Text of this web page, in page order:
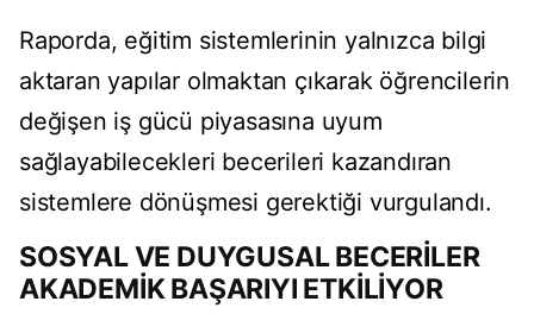
Raporda, eğitim sistemlerinin yalnızca bilgi
aktaran yapılar olmaktan çıkarak öğrencilerin
değişen iş gücü piyasasına uyum
sağlayabilecekleri becerileri kazandıran
sistemlere dönüşmesi gerektiği vurgulandı.
SOSYAL VE DUYGUSAL BECERİLER
AKADEMİK BAŞARIYI ETKİLİYOR